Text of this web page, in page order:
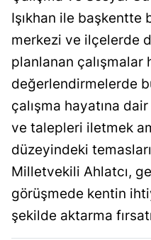
Işıkhan ile başkentte
merkezi ve ilçelerde
planlanan çalışmalar
değerlendirmelerde
çalışma hayatına
ve talepleri iletmek
düzeyindeki
Milletvekili Ahlatcı,
görüşmede kentin
şekilde aktarma